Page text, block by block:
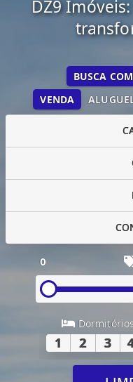
DZ9
VENDA
BUSCA
0
Dormitórios
1 2 3